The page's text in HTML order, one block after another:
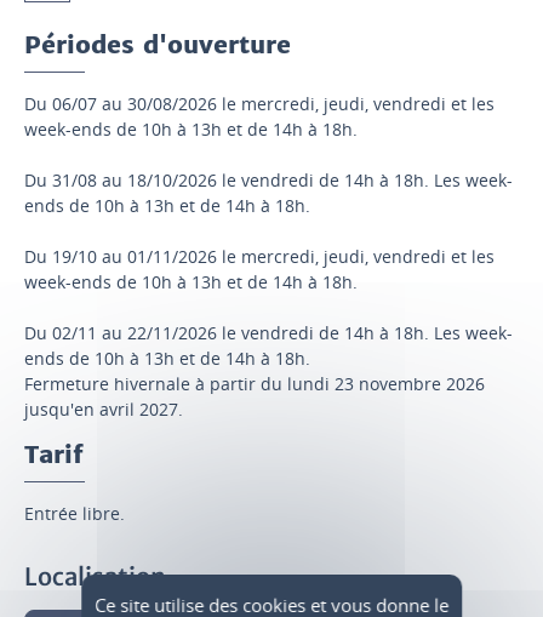
Périodes d'ouverture
Du 06/07 au 30/08/2026 le mercredi, jeudi, vendredi et les
week-ends de 10h à 13h et de 14h à 18h.
Du 31/08 au 18/10/2026 le vendredi de 14h à 18h. Les week-
ends de 10h à 13h et de 14h à 18h.
Du 19/10 au 01/11/2026 le mercredi, jeudi, vendredi et les
week-ends de 10h à 13h et de 14h à 18h.
Du 02/11 au 22/11/2026 le vendredi de 14h à 18h. Les week-
ends de 10h à 13h et de 14h à 18h.
Fermeture hivernale à partir du lundi 23 novembre 2026
jusqu'en avril 2027.
Tarif
Entrée libre.
Localisation
Ce site utilise des cookies et vous donne le